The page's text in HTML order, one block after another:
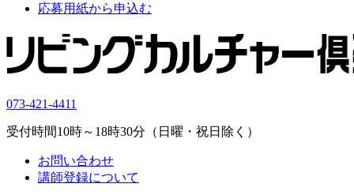
応募用紙から申込む
073-421-4411
受付時間10時～18時30分（日曜・祝日除く）
お問い合わせ
講師登録について